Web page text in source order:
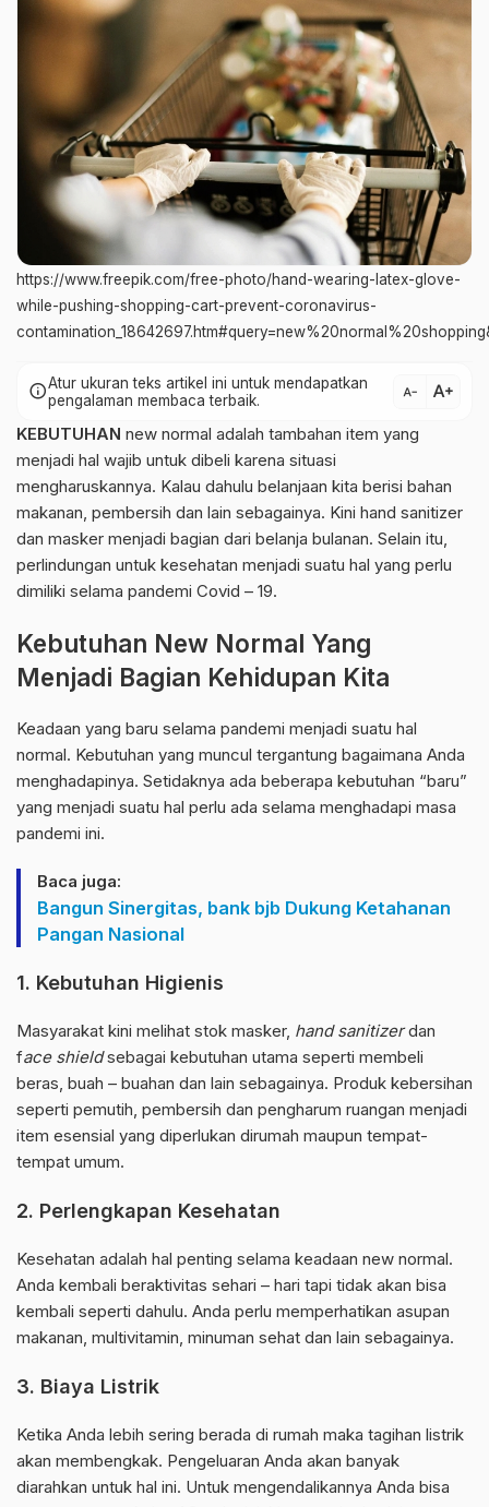
https://www.freepik.com/free-photo/hand-wearing-latex-glove-
while-pushing-shopping-cart-prevent-coronavirus-
infoAtur ukuran teks artikel ini untuk mendapatkan
pengalaman membaca terbaik.
text_decrease text_increase
KEBUTUHAN new normal adalah tambahan item yang
menjadi hal wajib untuk dibeli karena situasi
mengharuskannya. Kalau dahulu belanjaan kita berisi bahan
makanan, pembersih dan lain sebagainya. Kini hand sanitizer
dan masker menjadi bagian dari belanja bulanan. Selain itu,
perlindungan untuk kesehatan menjadi suatu hal yang perlu
dimiliki selama pandemi Covid – 19.
Kebutuhan New Normal Yang
Menjadi Bagian Kehidupan Kita
Keadaan yang baru selama pandemi menjadi suatu hal
normal. Kebutuhan yang muncul tergantung bagaimana Anda
menghadapinya. Setidaknya ada beberapa kebutuhan “baru”
yang menjadi suatu hal perlu ada selama menghadapi masa
pandemi ini.
Baca juga:
Bangun Sinergitas, bank bjb Dukung Ketahanan
Pangan Nasional
1. Kebutuhan Higienis
Masyarakat kini melihat stok masker, hand sanitizerdan
face shieldsebagai kebutuhan utama seperti membeli
beras, buah – buahan dan lain sebagainya. Produk kebersihan
seperti pemutih, pembersih dan pengharum ruangan menjadi
item esensial yang diperlukan dirumah maupun tempat-
tempat umum.
2. Perlengkapan Kesehatan
Kesehatan adalah hal penting selama keadaan new normal.
Anda kembali beraktivitas sehari – hari tapi tidak akan bisa
kembali seperti dahulu. Anda perlu memperhatikan asupan
makanan, multivitamin, minuman sehat dan lain sebagainya.
3. Biaya Listrik
Ketika Anda lebih sering berada di rumah maka tagihan listrik
akan membengkak. Pengeluaran Anda akan banyak
diarahkan untuk hal ini. Untuk mengendalikannya Anda bisa